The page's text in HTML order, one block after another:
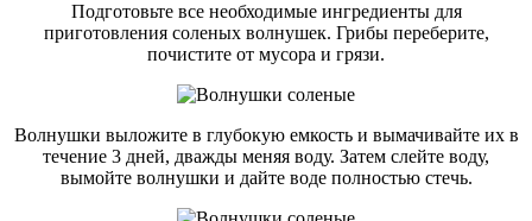
Подготовьте все необходимые ингредиенты для
приготовления соленых волнушек. Грибы переберите,
почистите от мусора и грязи.
Волнушки выложите в глубокую емкость и вымачивайте их в
течение 3 дней, дважды меняя воду. Затем слейте воду,
вымойте волнушки и дайте воде полностью стечь.